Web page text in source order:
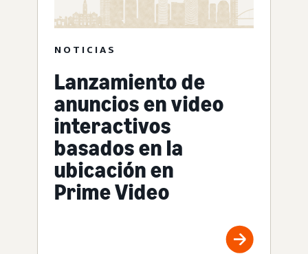
NOTICIAS
Lanzamiento de
anuncios en video
interactivos
basados en la
ubicación en
Prime Video